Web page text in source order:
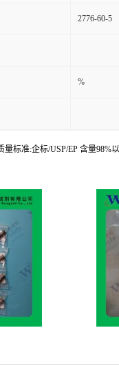
2776-60-5
%
标准:企标/USP/EP 含量